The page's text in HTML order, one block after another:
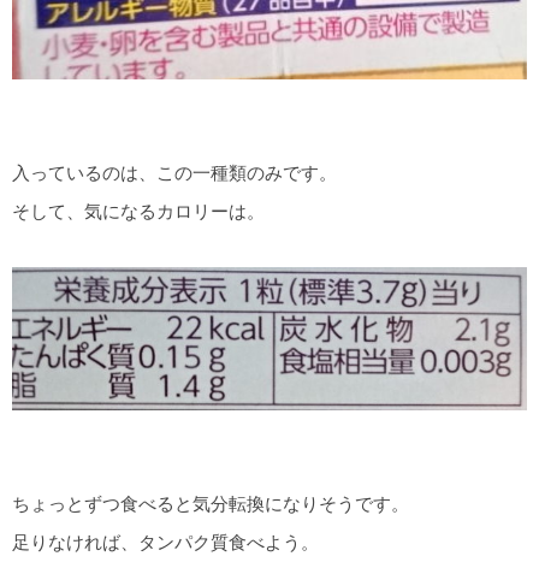
入っているのは、この一種類のみです。
そして、気になるカロリーは。
ちょっとずつ食べると気分転換になりそうです。
足りなければ、タンパク質食べよう。